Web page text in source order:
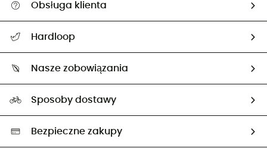
Obsługa klienta
Śledzenie przesyłki
Zwrot artykułów i zwrot środków
Hardloop
Ambasadorzy
Nasze zobowiązania
Neutralność węglowa
Wybrane produkty eko
Sposoby dostawy
Bezpieczne zakupy